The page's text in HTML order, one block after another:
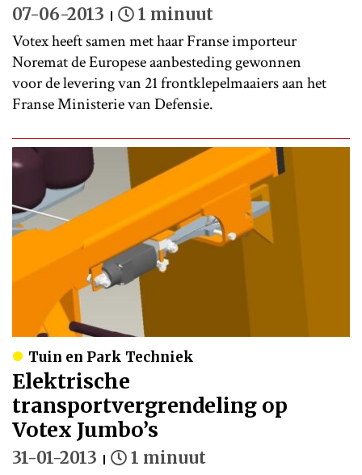
07-06-2013 1 minuut
Votex heeft samen met haar Franse importeur
Noremat de Europese aanbesteding gewonnen
voor de levering van 21 frontklepelmaaiers aan het
Franse Ministerie van Defensie.
Tuin en Park Techniek
Elektrische
transportvergrendeling op
Votex Jumbo’s
31-01-2013 1 minuut